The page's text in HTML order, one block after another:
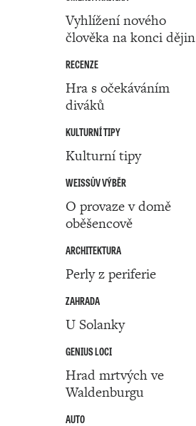
Vyhlížení nového
člověka na konci dějin
RECENZE
Hra s očekáváním
diváků
KULTURNÍ TIPY
Kulturní tipy
WEISSŮV VÝBĚR
O provaze v domě
oběšencově
ARCHITEKTURA
Perly z periferie
ZAHRADA
U Solanky
GENIUS LOCI
Hrad mrtvých ve
Waldenburgu
AUTO